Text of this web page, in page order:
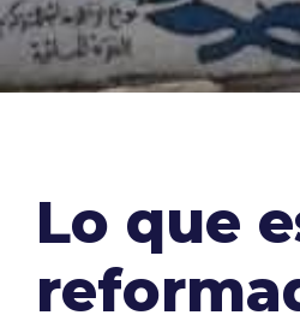
Lo que